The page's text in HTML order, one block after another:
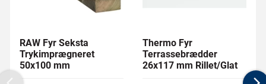
RAW Fyr Seksta
Trykimprægneret
50x100 mm
Thermo Fyr
Terrassebrædder
26x117 mm Rillet/Glat